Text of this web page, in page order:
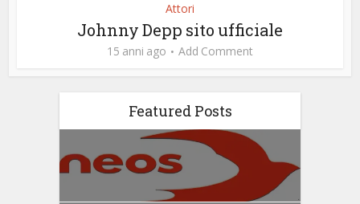
Attori
Johnny Depp sito ufficiale
15 anni ago Add Comment
Featured Posts